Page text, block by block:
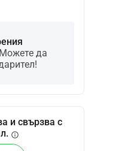
да
и свързва с
info